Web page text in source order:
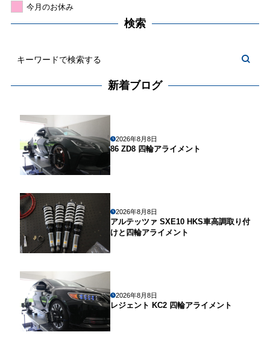
今月のお休み
検索
新着ブログ
2026年8月8日
86 ZD8 四輪アライメント
2026年8月8日
アルテッツァ SXE10 HKS車高調取り付
けと四輪アライメント
2026年8月8日
レジェント KC2 四輪アライメント